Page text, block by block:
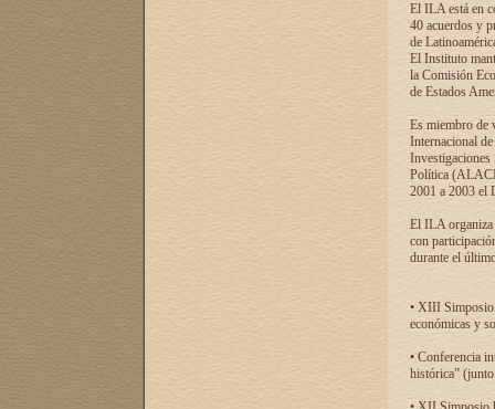
El ILA está en
40 acuerdos y
de
El Instituto
la Comisión
de Estados
Es miembro de
Internacional
Investigaciones
Política
2001 a 2003 el
El ILA organiza
con
durante el
• XIII Simposio
económicas y
• Conferencia
histórica”